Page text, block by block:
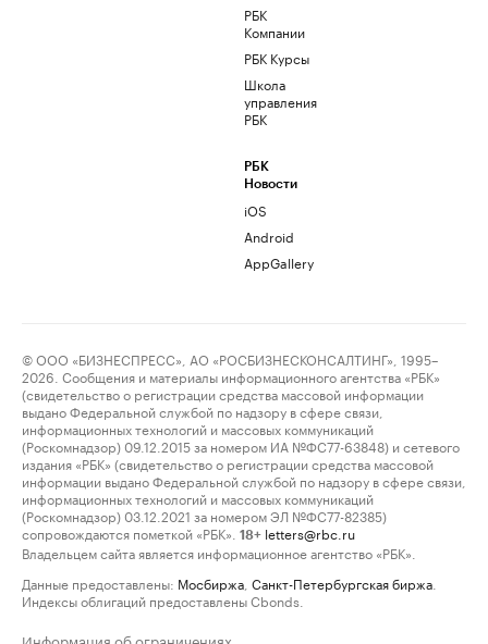
РБК
Компании
РБК Курсы
Школа
управления
РБК
РБК
Новости
iOS
Android
AppGallery
© ООО «БИЗНЕСПРЕСС», АО «РОСБИЗНЕСКОНСАЛТИНГ», 1995–
2026. Сообщения и материалы информационного агентства «РБК»
(свидетельство о регистрации средства массовой информации
выдано Федеральной службой по надзору в сфере связи,
информационных технологий и массовых коммуникаций
(Роскомнадзор) 09.12.2015 за номером ИА №ФС77-63848) и сетевого
издания «РБК» (свидетельство о регистрации средства массовой
информации выдано Федеральной службой по надзору в сфере связи,
информационных технологий и массовых коммуникаций
(Роскомнадзор) 03.12.2021 за номером ЭЛ №ФС77-82385)
сопровождаются пометкой «РБК».
18+ letters@rbc.ru
Владельцем сайта является информационное агентство «РБК».
Данные предоставлены: Мосбиржа Санкт-Петербургская биржа
Индексы облигаций предоставлены Cbonds.